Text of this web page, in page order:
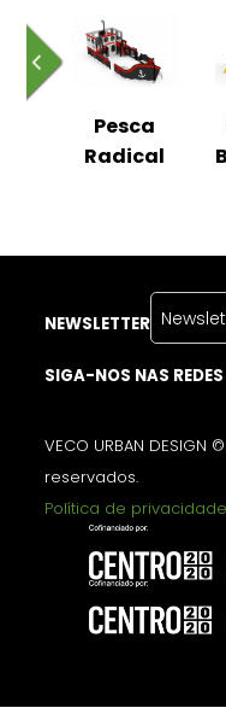
Pesca
Radical
NEWSLETTER
SIGA-NOS NAS
VECO URBAN
reservados.
Política de privacidade